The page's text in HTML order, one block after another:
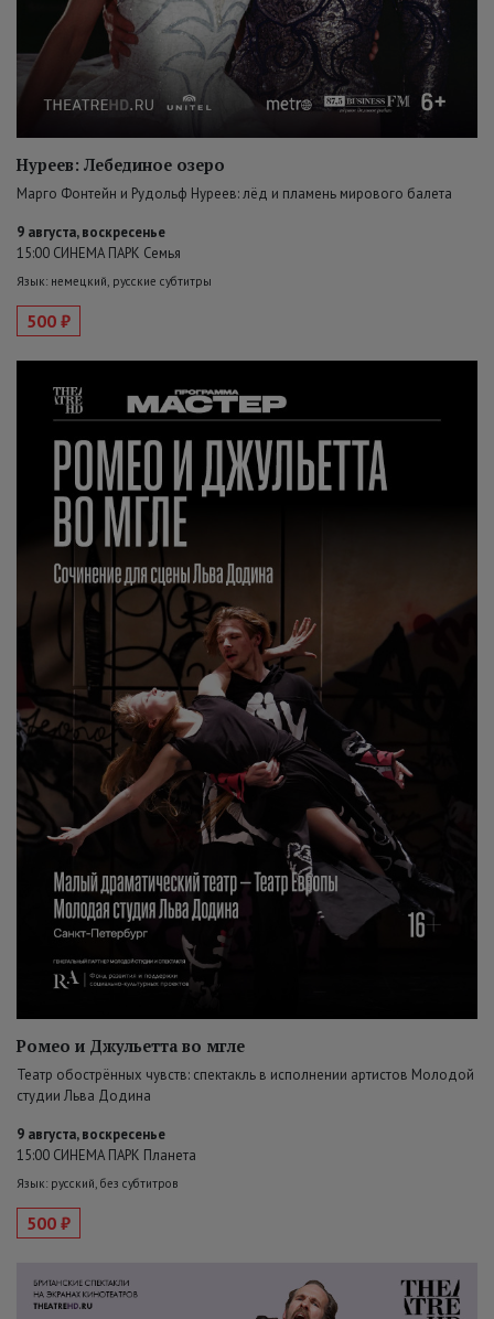
Нуреев: Лебединое озеро
Марго Фонтейн и Рудольф Нуреев: лёд и пламень мирового балета
9 августа, воскресенье
15:00 СИНЕМА ПАРК Семья
Язык: немецкий, русские субтитры
500 ₽
Ромео и Джульетта во мгле
Театр обострённых чувств: спектакль в исполнении артистов Молодой
студии Льва Додина
9 августа, воскресенье
15:00 СИНЕМА ПАРК Планета
Язык: русский, без субтитров
500 ₽